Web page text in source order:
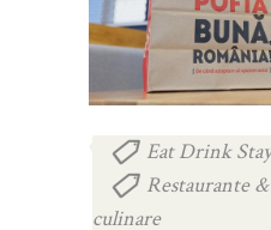
Eat Drink Stay
Restaurante
culinare